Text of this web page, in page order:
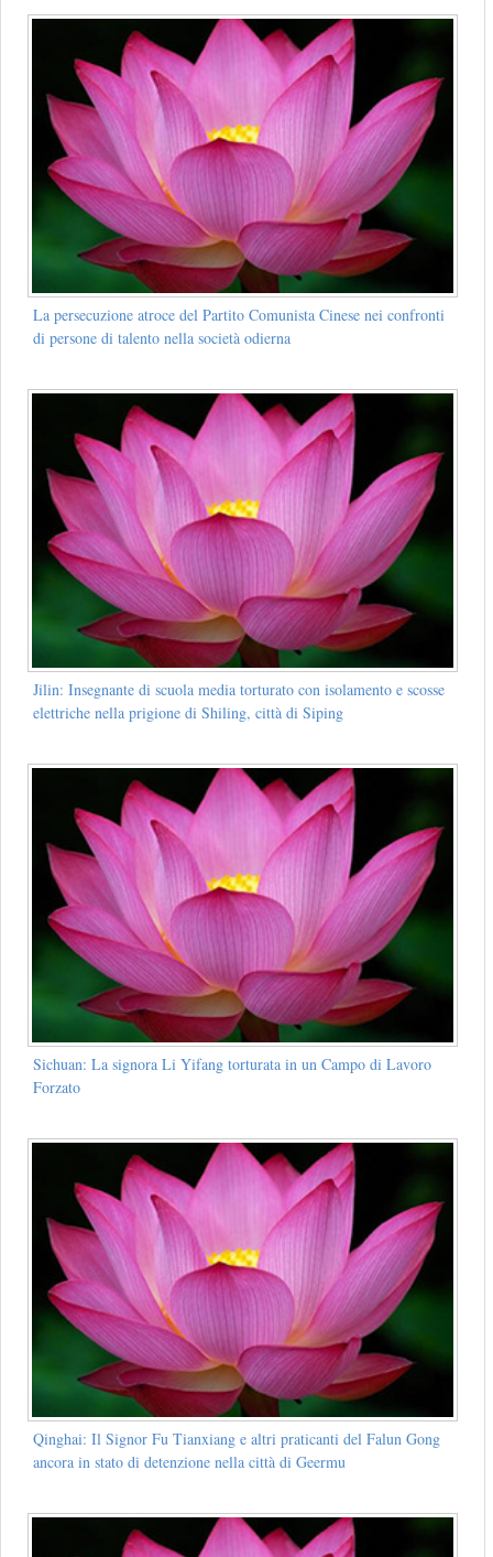
La persecuzione atroce del Partito Comunista Cinese nei confronti
di persone di talento nella società odierna
Jilin: Insegnante di scuola media torturato con isolamento e scosse
elettriche nella prigione di Shiling, città di Siping
Sichuan: La signora Li Yifang torturata in un Campo di Lavoro
Forzato
Qinghai: Il Signor Fu Tianxiang e altri praticanti del Falun Gong
ancora in stato di detenzione nella città di Geermu